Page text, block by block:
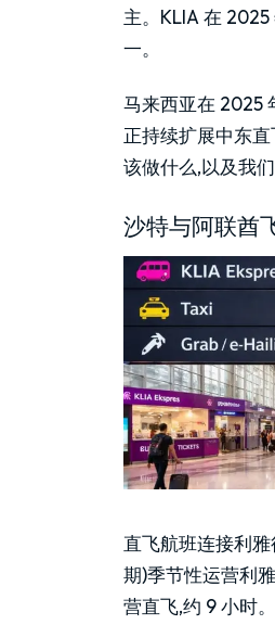
主。KLIA 在
一。
马来西亚在 2025
正持续扩展中东
该做什么,以及我
沙特与阿联酋
直飞航班连接利
期)季节性运营利
营直飞,约 9 小时